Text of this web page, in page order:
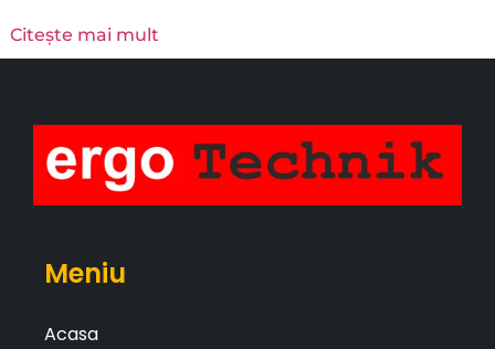
Citește mai mult
Meniu
Acasa